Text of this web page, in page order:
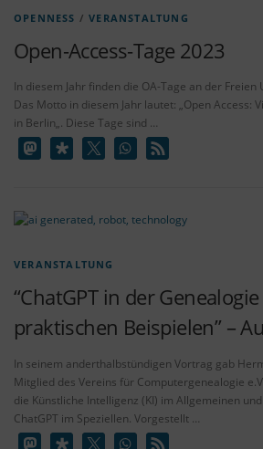
OPENNESS /VERANSTALTUNG
Open-Access-Tage 2023
In diesem Jahr finden die OA-Tage an der
Das Motto in diesem Jahr lautet: „Open Access:
in Berlin„. Diese Tage sind …
VERANSTALTUNG
“ChatGPT in der
praktischen Beispielen” –
In seinem anderthalbstündigen Vortrag gab
Mitglied des Vereins für Computergenealogie
die Künstliche Intelligenz (KI) im Allgemeinen
ChatGPT im Speziellen. Vorgestellt …